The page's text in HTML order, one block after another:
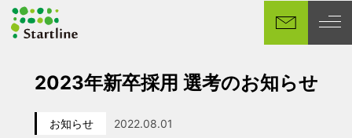
イ
2023年新卒採用 選考のお知らせ
カテゴリー
お知らせ
投稿日
2022.08.01